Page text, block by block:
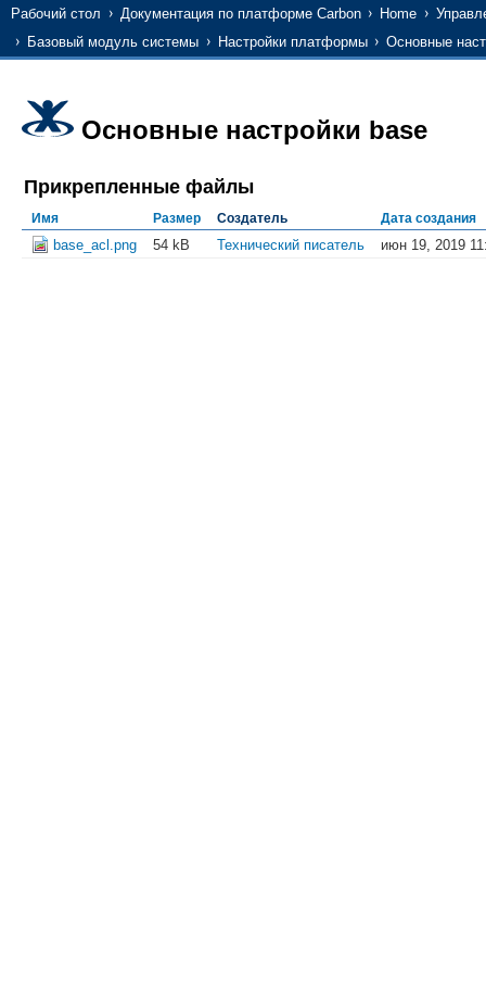
Рабочий стол Документация по платформе Carbon Home
Базовый модуль системы
Настройки платформы Основные
Основные настройки base
Прикрепленные файлы
Имя Размер Создатель Дата создания
base_acl.png 54 kB Технический писатель июн 19, 2019